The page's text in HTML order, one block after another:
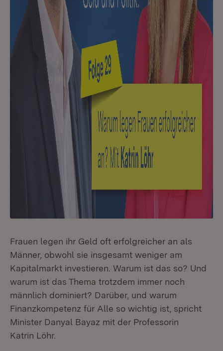
Frauen legen ihr Geld oft erfolgreicher an als
Männer, obwohl sie insgesamt weniger am
Kapitalmarkt investieren. Warum ist das so? Und
warum ist das Thema trotzdem immer noch
männlich dominiert? Darüber, und warum
Finanzkompetenz für Alle so wichtig ist, spricht
Minister Danyal Bayaz mit der Professorin
Katrin Löhr.